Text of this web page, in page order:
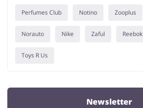
Perfumes Club Notino Zooplus
Norauto Nike Zaful Reebok
Toys R Us
Newsletter